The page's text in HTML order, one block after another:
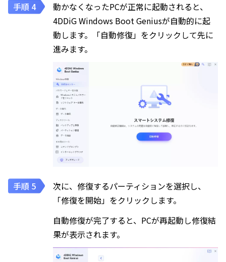
動かなくなったPCが正常に起動されると、
4DDiG Windows Boot Geniusが自動的に起
動します。「自動修復」をクリックして先に
進みます。
次に、修復するパーティションを選択し、
「修復を開始」をクリックします。
自動修復が完了すると、PCが再起動し修復結
果が表示されます。